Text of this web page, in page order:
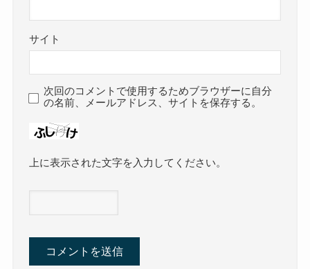
サイト
次回のコメントで使用するためブラウザーに自分
の名前、メールアドレス、サイトを保存する。
上に表示された文字を入力してください。